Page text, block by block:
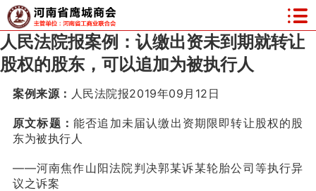
人民法院报案例：认缴出资未到期就转让
股权的股东，可以追加为被执行人
案例来源： 人民法院报2019年09月12日
原文标题： 能否追加未届认缴出资期限即转让股权的股
东为被执行人
——河南焦作山阳法院判决郭某诉某轮胎公司等执行异
议之诉案